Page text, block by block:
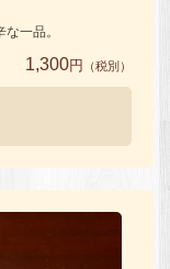
一品。
1,300円 （税別）